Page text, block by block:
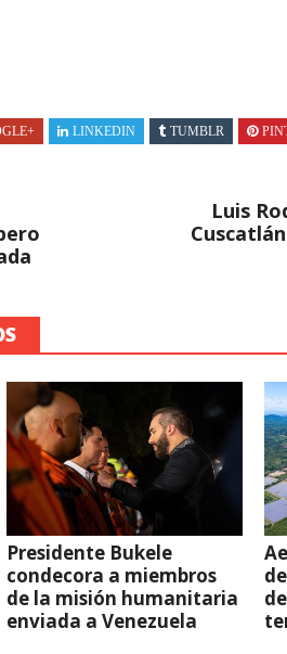
LINKEDIN TUMBLR
Luis
Presidente Bukele
condecora a miembros
de la misión humanitaria
enviada a Venezuela